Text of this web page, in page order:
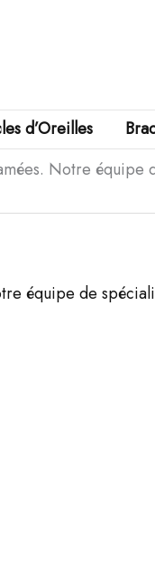
d’Oreilles
Notre équipe
équipe de